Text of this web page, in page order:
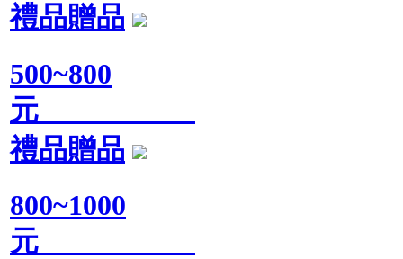
禮品贈品
500~800
元
禮品贈品
800~1000
元